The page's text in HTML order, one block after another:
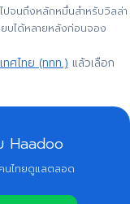
จนถึงหลักหมื่นสำหรับวิลล่า
บได้หลายหลังก่อนจอง
ทศไทย (ททท.) แล้วเลือก
Haadoo
นไทยดูแลตลอด